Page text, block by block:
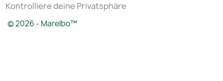
Kontrolliere deine Privatsphäre
© 2026 - Marelbo™